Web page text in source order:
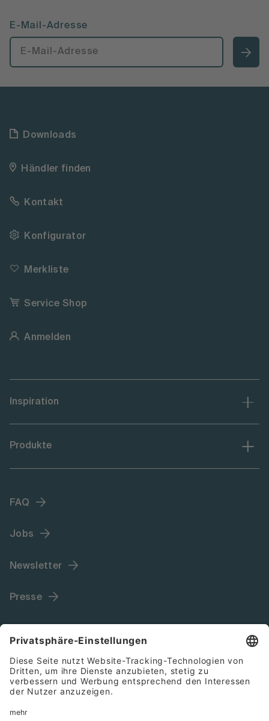
E-Mail-Adresse
Downloads
Händler finden
Kontakt
Konfigurator
Merkliste
Service Shop
Anmelden
Inspiration
Produkte
FAQ
Jobs
Newsletter
Presse